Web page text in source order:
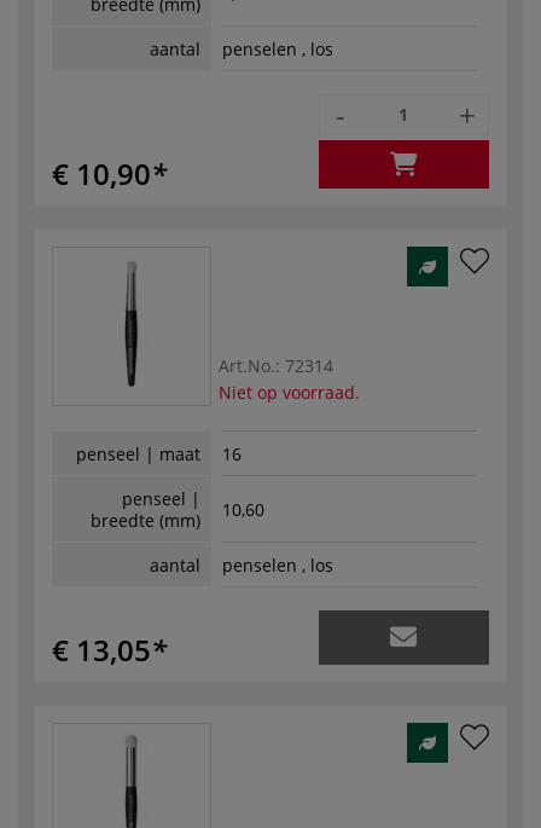
aantal penselen , los
€ 10,90
- +
Art.No.: 72314
Niet op voorraad.
penseel | maat
16
penseel |
breedte (mm)
10,60
aantal penselen , los
€ 13,05